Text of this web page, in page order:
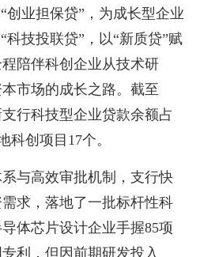
创业担保贷”，为成长型企业
科技投联贷”，以“新质贷”赋
陪伴科创企业从技术研
市场的成长之路。截至
行科技型企业贷款余额占
科创项目17个。
与高效审批机制，支行快
求，落地了一批标杆性科
体芯片设计企业手握85项
利，但因前期研发投入